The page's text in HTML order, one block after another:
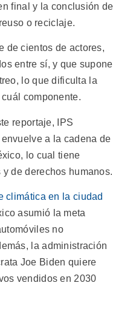
final y la conclusión de
o reciclaje.
de cientos de actores,
entre sí, y que supone
lo que dificulta la
componente.
reportaje, IPS
a la cadena de
lo cual tiene
de derechos humanos.
climática en la ciudad
asumió la meta
no
la administración
Joe Biden quiere
vendidos en 2030